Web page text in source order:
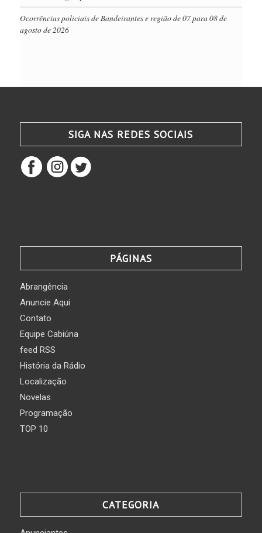
Ocorrências policiais de Bandeirantes e região de 07 para 08 de
agosto de 2026
SIGA NAS REDES SOCIAIS
PÁGINAS
Abrangência
Anuncie Aqui
Contato
Equipe Cabiúna
feed RSS
História da Rádio
Localização
Novelas
Programação
TOP 10
CATEGORIA